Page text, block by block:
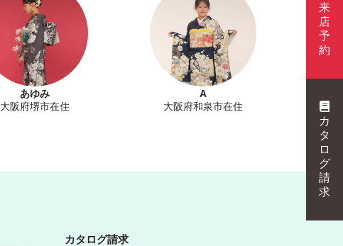
あゆみ
大阪府堺市在住
A
大阪府和泉市在住
カタログ請求
来
店
予
約
カ
タ
ロ
グ
請
求